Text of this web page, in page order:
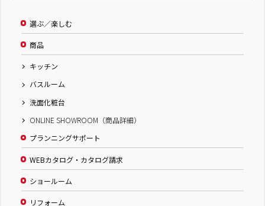
選ぶ／楽しむ
商品
キッチン
バスルーム
洗面化粧台
ONLINE SHOWROOM（商品詳細）
プランニングサポート
WEBカタログ・カタログ請求
ショールーム
リフォーム